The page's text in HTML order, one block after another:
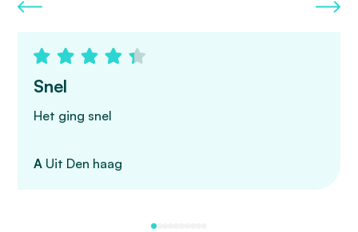
Snel
Het ging snel
A Uit Den haag